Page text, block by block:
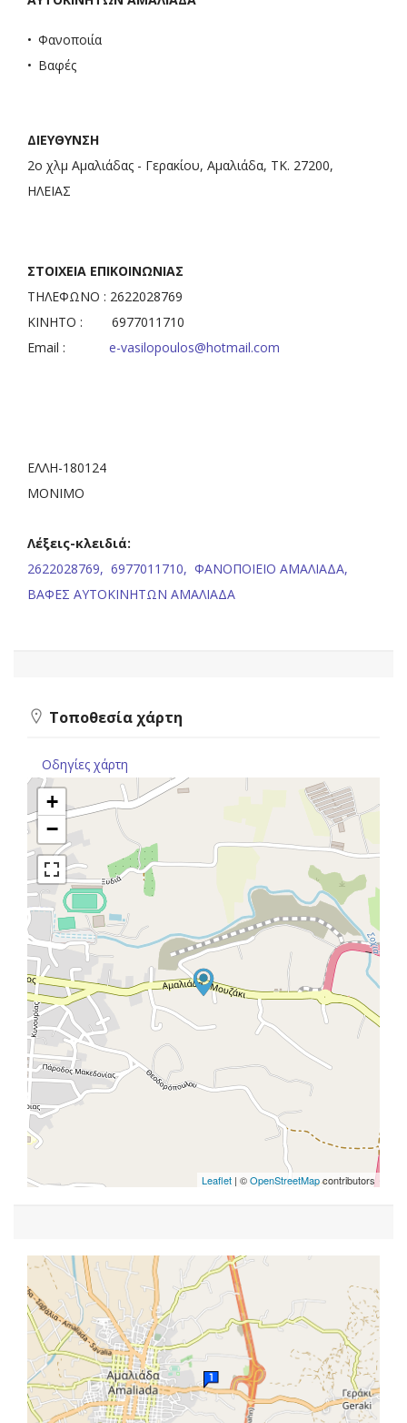
Φανοποιία
Βαφές
ΔΙΕΥΘΥΝΣΗ
2ο χλμ Αμαλιάδας - Γερακίου, Αμαλιάδα, ΤΚ. 27200,
ΗΛΕΙΑΣ
ΣΤΟΙΧΕΙΑ ΕΠΙΚΟΙΝΩΝΙΑΣ
ΤΗΛΕΦΩΝΟ : 2622028769
ΚΙΝΗΤΟ : 6977011710
Email : e-vasilopoulos@hotmail.com
ΕΛΛΗ-180124
ΜΟΝΙΜΟ
Λέξεις-κλειδιά:
2622028769, 6977011710, ΦΑΝΟΠΟΙΕΙΟ ΑΜΑΛΙΑΔΑ,
ΒΑΦΕΣ ΑΥΤΟΚΙΝΗΤΩΝ ΑΜΑΛΙΑΔΑ
Τοποθεσία χάρτη
Οδηγίες χάρτη
+
−
Leaflet | ©OpenStreetMapcontributors